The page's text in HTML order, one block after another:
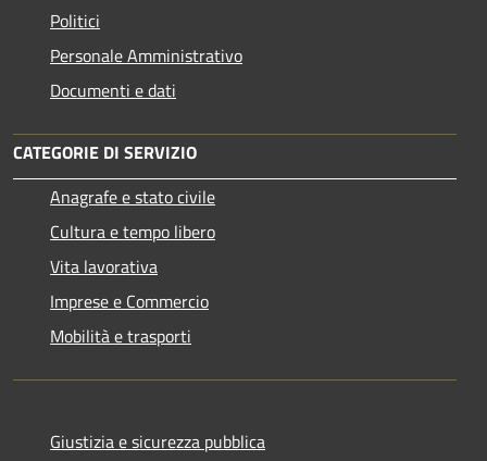
Politici
Personale Amministrativo
Documenti e dati
CATEGORIE DI SERVIZIO
Anagrafe e stato civile
Cultura e tempo libero
Vita lavorativa
Imprese e Commercio
Mobilità e trasporti
Giustizia e sicurezza pubblica